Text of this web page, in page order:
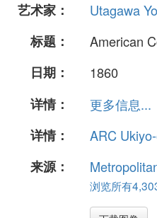
艺术家：
Utagawa
标题：
American
日期：
1860
详情：
更多信息...
详情：
ARC
来源：
浏览所有